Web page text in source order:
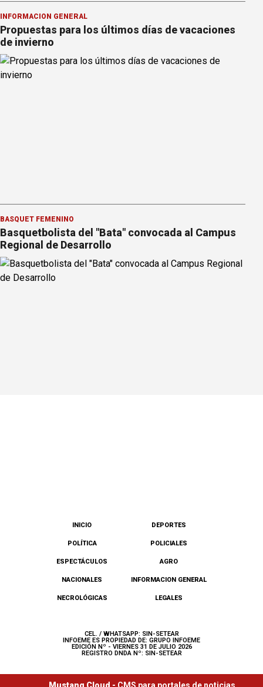
INFORMACION GENERAL
Propuestas para los últimos días de vacaciones
de invierno
BÁSQUET FEMENINO
Basquetbolista del "Bata" convocada al Campus
Regional de Desarrollo
INICIO DEPORTES
POLÍTICA POLICIALES
ESPECTÁCULOS AGRO
NACIONALES INFORMACION GENERAL
NECROLÓGICAS LEGALES
CEL. / WHATSAPP: SIN-SETEAR
INFOEME ES PROPIEDAD DE: GRUPO INFOEME
EDICIÓN Nº - VIERNES 31 DE JULIO 2026
REGISTRO DNDA Nº: SIN-SETEAR